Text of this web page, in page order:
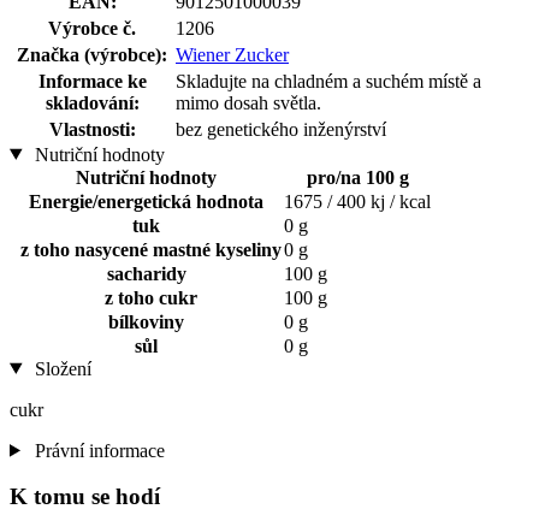
Výrobce č.
1206
Značka (výrobce): Wiener Zucker
Informace ke
skladování:
Skladujte na chladném a suchém místě a
mimo dosah světla.
Vlastnosti:
bez genetického inženýrství
Nutriční hodnoty
Nutriční hodnoty
pro/na 100 g
Energie/energetická hodnota
1675 / 400 kj / kcal
tuk
0 g
z toho nasycené mastné kyseliny0 g
sacharidy
100 g
z toho cukr
100 g
bílkoviny
0 g
sůl
0 g
Složení
cukr
Právní informace
K tomu se hodí